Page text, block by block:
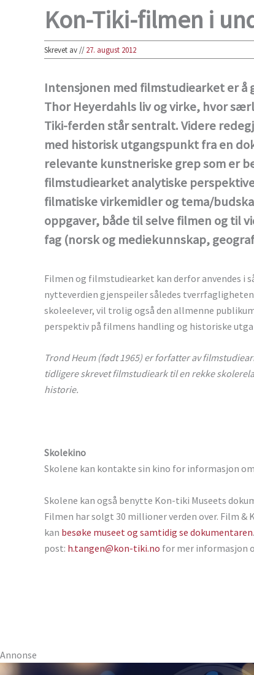
Kon-Tiki-filmen i
Skrevet av//27. august 2012
Intensjonen med filmstudiearket er
Thor Heyerdahls liv og virke, hvor
Tiki-ferden står sentralt. Videre
med historisk utgangspunkt fra en
relevante kunstneriske grep som er
filmstudiearket analytiske
filmatiske virkemidler og tema/
oppgaver, både til selve filmen og til
fag (norsk og mediekunnskap,
Filmen og filmstudiearket kan derfor anvendes i
nytteverdien gjenspeiler således
skoleelever, vil trolig også den allmenne
perspektiv på filmens handling og historiske
Trond Heum (født 1965) er forfatter av
tidligere skrevet filmstudieark til en rekke
historie.
Skolekino
Skolene kan kontakte sin kino for informasjon
Skolene kan også benytte Kon-tiki Museets
Filmen har solgt 30 millioner verden over. Film
kan besøke museet og samtidig se dokumentaren
post: h.tangen@kon-tiki.no for mer informasjon
Annonse